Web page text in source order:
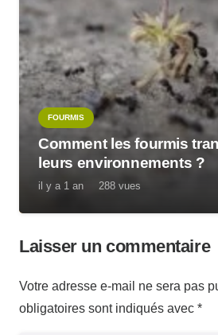
FOURMIS
Comment les fourmis
leurs environnements ?
il y a 1 an 288 vues
Laisser un commentaire
Votre adresse e-mail ne sera pas
obligatoires sont indiqués avec *